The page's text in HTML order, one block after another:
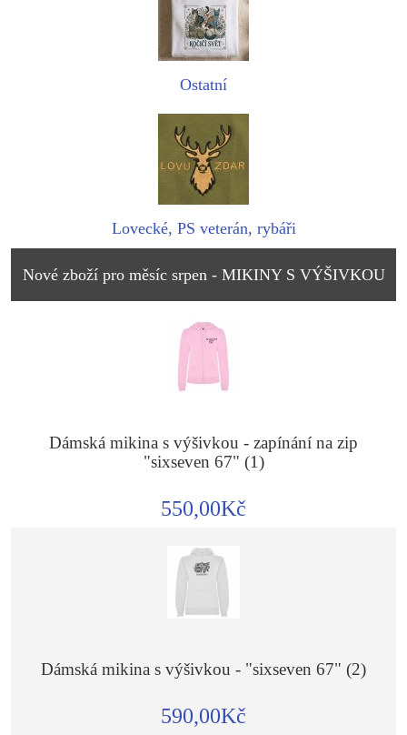
Ostatní
Lovecké, PS veterán, rybáři
Nové zboží pro měsíc srpen - MIKINY S VÝŠIVKOU
Dámská mikina s výšivkou - zapínání na zip
"sixseven 67" (1)
550,00Kč
Dámská mikina s výšivkou - "sixseven 67" (2)
590,00Kč